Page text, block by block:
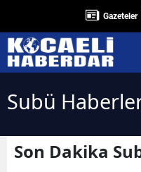
Gazeteler
Subü
Son Dakika